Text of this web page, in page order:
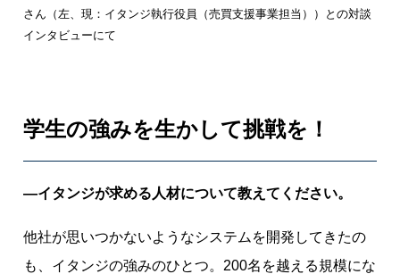
さん（左、現：イタンジ執行役員（売買支援事業担当））との対談
インタビューにて
学生の強みを生かして挑戦を！
―イタンジが求める人材について教えてください。
他社が思いつかないようなシステムを開発してきたの
も、イタンジの強みのひとつ。200名を越える規模にな